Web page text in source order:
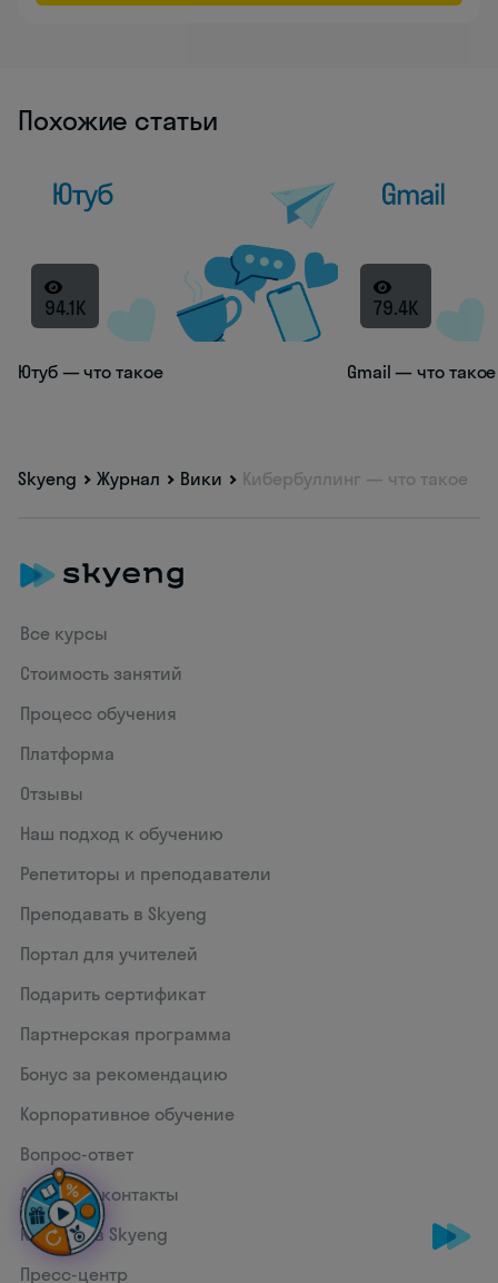
Похожие статьи
94.1K
Ютуб — что такое
79.4K
Gmail — что такое
Skyeng Журнал Вики Кибербуллинг — что такое
Все курсы
Стоимость занятий
Процесс обучения
Платформа
Отзывы
Наш подход к обучению
Репетиторы и преподаватели
Преподавать в Skyeng
Портал для учителей
Подарить сертификат
Партнерская программа
Бонус за рекомендацию
Корпоративное обучение
Вопрос-ответ
Адреса и контакты
Карьера в Skyeng
Пресс-центр